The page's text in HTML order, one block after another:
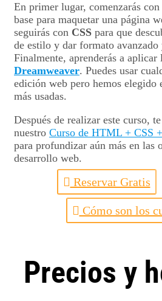
En primer lugar, comenzarás con
base para maquetar una página
seguirás con CSS para que
de estilo y dar formato
Finalmente, aprenderás a
Dreamweaver. Puedes usar
edición web pero hemos elegido
más usadas.
Después de realizar este curso,
nuestro Curso de HTML + CSS
para profundizar aún más en las
desarrollo web.
Reservar Gratis
Cómo son los
Precios y